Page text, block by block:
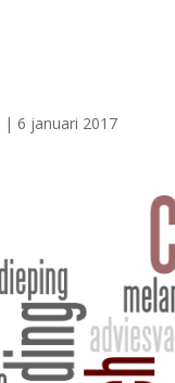
| 6 januari 2017